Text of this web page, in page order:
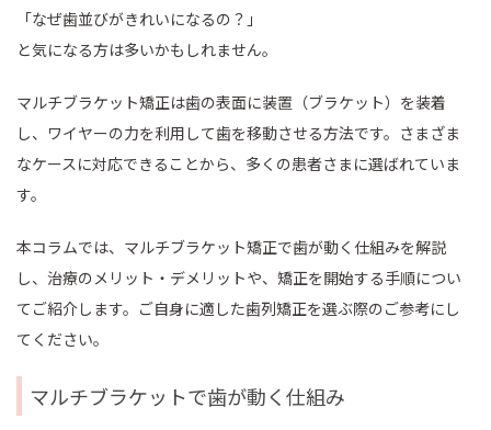
「なぜ歯並びがきれいになるの？」
と気になる方は多いかもしれません。
マルチブラケット矯正は歯の表面に装置（ブラケット）を装着
し、ワイヤーの力を利用して歯を移動させる方法です。さまざま
なケースに対応できることから、多くの患者さまに選ばれていま
す。
本コラムでは、マルチブラケット矯正で歯が動く仕組みを解説
し、治療のメリット・デメリットや、矯正を開始する手順につい
てご紹介します。ご自身に適した歯列矯正を選ぶ際のご参考にし
てください。
マルチブラケットで歯が動く仕組み